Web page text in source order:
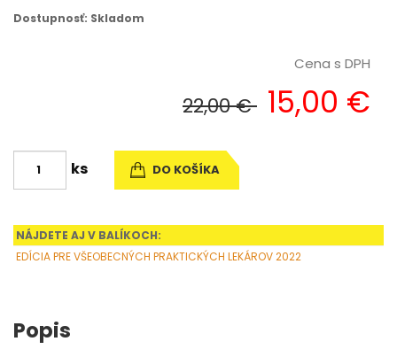
Dostupnosť: Skladom
Cena s DPH
22,00 € 15,00 €
ks DO KOŠÍKA
NÁJDETE AJ V BALÍKOCH:
EDÍCIA PRE VŠEOBECNÝCH PRAKTICKÝCH LEKÁROV 2022
Popis